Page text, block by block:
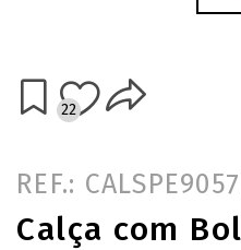
22
REF.:
Calça com